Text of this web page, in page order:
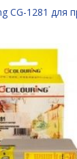
CG-1281 для